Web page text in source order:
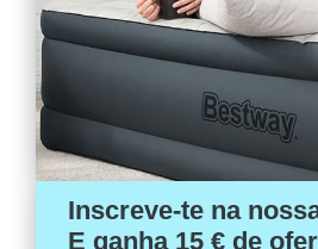
Inscreve-te na
E ganha 15 € de